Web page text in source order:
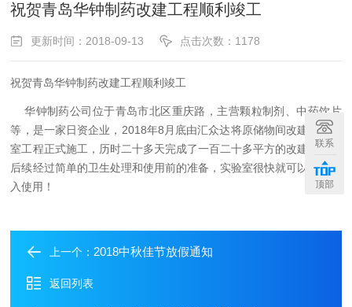
祝贺青岛华钟制药改建工程顺利竣工
更新时间：2018-09-13 点击次数：1178
祝贺青岛华钟制药改建工程顺利竣工
华钟制药公司位于青岛市北区重庆路，主营颗粒制剂、中药饮片
等，是一家日资企业， 2018年8 月底由汇众达将原储物间改建成实验
室工程正式施工，历时二十多天完成了一百二十多平方的改建工程，
后续经过简单的卫生处理和使用前的准备，实验室很快就可以正式投
入使用！
上一个： 2018中秋佳节放假通知
返回列表
联系
顶部